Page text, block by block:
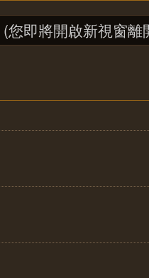
(您即將開啟新視窗離